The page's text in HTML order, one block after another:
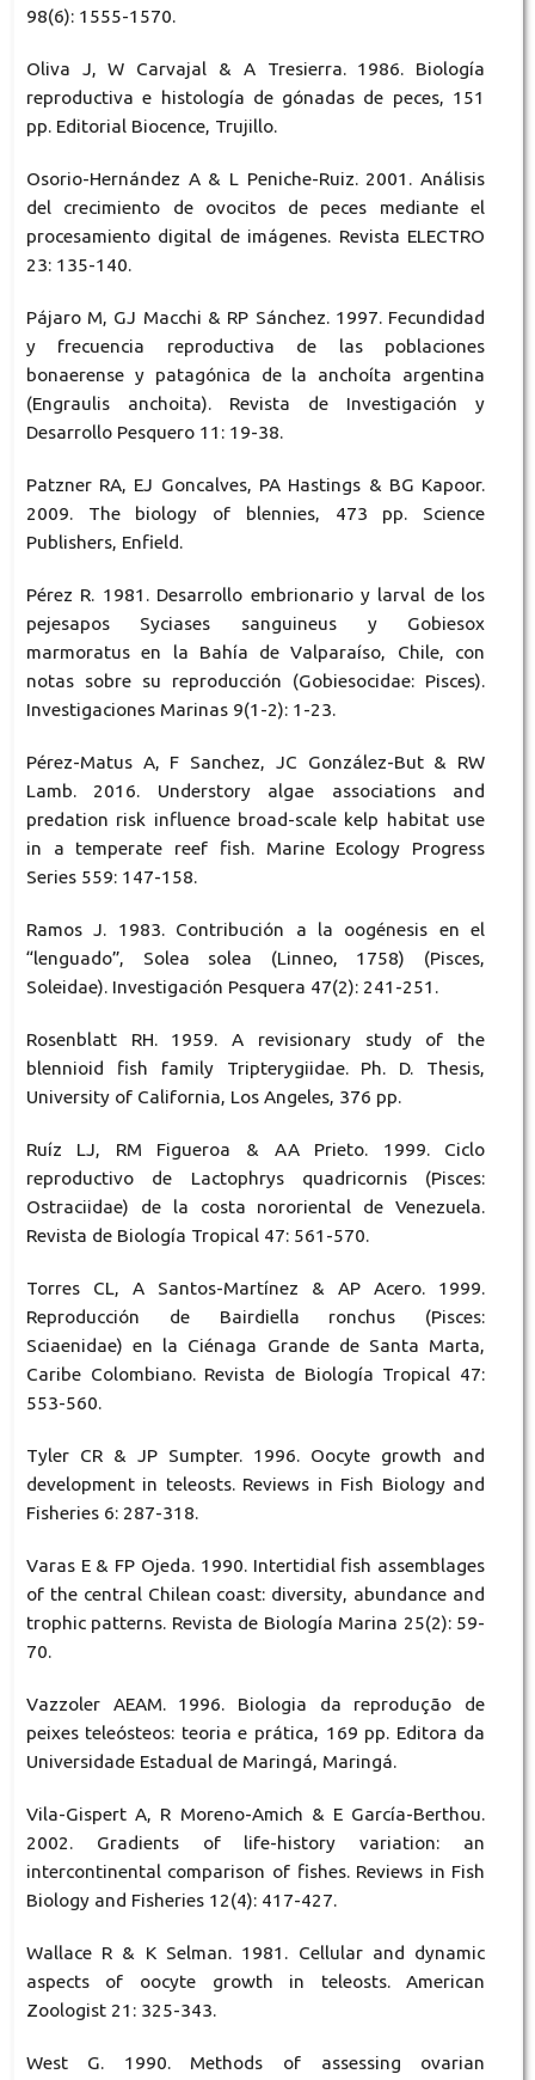
98(6): 1555-1570.
Oliva J, W Carvajal & A Tresierra. 1986. Biología
reproductiva e histología de gónadas de peces, 151
pp. Editorial Biocence, Trujillo.
Osorio-Hernández A & L Peniche-Ruiz. 2001. Análisis
del crecimiento de ovocitos de peces mediante el
procesamiento digital de imágenes. Revista ELECTRO
23: 135-140.
Pájaro M, GJ Macchi & RP Sánchez. 1997. Fecundidad
y frecuencia reproductiva de las poblaciones
bonaerense y patagónica de la anchoíta argentina
(Engraulis anchoita). Revista de Investigación y
Desarrollo Pesquero 11: 19-38.
Patzner RA, EJ Goncalves, PA Hastings & BG Kapoor.
2009. The biology of blennies, 473 pp. Science
Publishers, Enfield.
Pérez R. 1981. Desarrollo embrionario y larval de los
pejesapos Syciases sanguineus y Gobiesox
marmoratus en la Bahía de Valparaíso, Chile, con
notas sobre su reproducción (Gobiesocidae: Pisces).
Investigaciones Marinas 9(1-2): 1-23.
Pérez-Matus A, F Sanchez, JC González-But & RW
Lamb. 2016. Understory algae associations and
predation risk influence broad-scale kelp habitat use
in a temperate reef fish. Marine Ecology Progress
Series 559: 147-158.
Ramos J. 1983. Contribución a la oogénesis en el
“lenguado”, Solea solea (Linneo, 1758) (Pisces,
Soleidae). Investigación Pesquera 47(2): 241-251.
Rosenblatt RH. 1959. A revisionary study of the
blennioid fish family Tripterygiidae. Ph. D. Thesis,
University of California, Los Angeles, 376 pp.
Ruíz LJ, RM Figueroa & AA Prieto. 1999. Ciclo
reproductivo de Lactophrys quadricornis (Pisces:
Ostraciidae) de la costa nororiental de Venezuela.
Revista de Biología Tropical 47: 561-570.
Torres CL, A Santos-Martínez & AP Acero. 1999.
Reproducción de Bairdiella ronchus (Pisces:
Sciaenidae) en la Ciénaga Grande de Santa Marta,
Caribe Colombiano. Revista de Biología Tropical 47:
553-560.
Tyler CR & JP Sumpter. 1996. Oocyte growth and
development in teleosts. Reviews in Fish Biology and
Fisheries 6: 287-318.
Varas E & FP Ojeda. 1990. Intertidial fish assemblages
of the central Chilean coast: diversity, abundance and
trophic patterns. Revista de Biología Marina 25(2): 59-
70.
Vazzoler AEAM. 1996. Biologia da reprodução de
peixes teleósteos: teoria e prática, 169 pp. Editora da
Universidade Estadual de Maringá, Maringá.
Vila-Gispert A, R Moreno-Amich & E García-Berthou.
2002. Gradients of life-history variation: an
intercontinental comparison of fishes. Reviews in Fish
Biology and Fisheries 12(4): 417-427.
Wallace R & K Selman. 1981. Cellular and dynamic
aspects of oocyte growth in teleosts. American
Zoologist 21: 325-343.
West G. 1990. Methods of assessing ovarian